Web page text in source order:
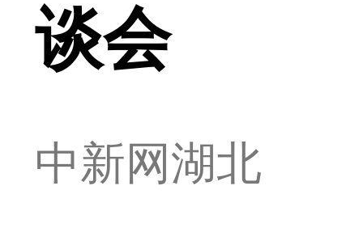
谈会
中新网湖北